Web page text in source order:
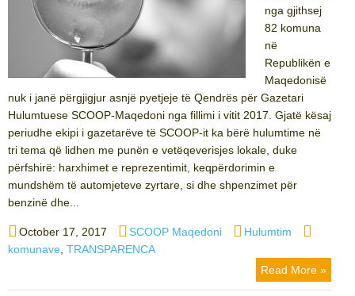
nga gjithsej
82 komuna
në
Republikën e
Maqedonisë
nuk i janë përgjigjur asnjë pyetjeje të Qendrës për Gazetari
Hulumtuese SCOOP-Maqedoni nga fillimi i vitit 2017. Gjatë kësaj
periudhe ekipi i gazetarëve të SCOOP-it ka bërë hulumtime në
tri tema që lidhen me punën e vetëqeverisjes lokale, duke
përfshirë: harxhimet e reprezentimit, keqpërdorimin e
mundshëm të automjeteve zyrtare, si dhe shpenzimet për
benzinë dhe...
Posted
on
October 17, 2017 Author
SCOOP Maqedoni Categories
Hulumtim
komunave TRANSPARENCA
Read More »